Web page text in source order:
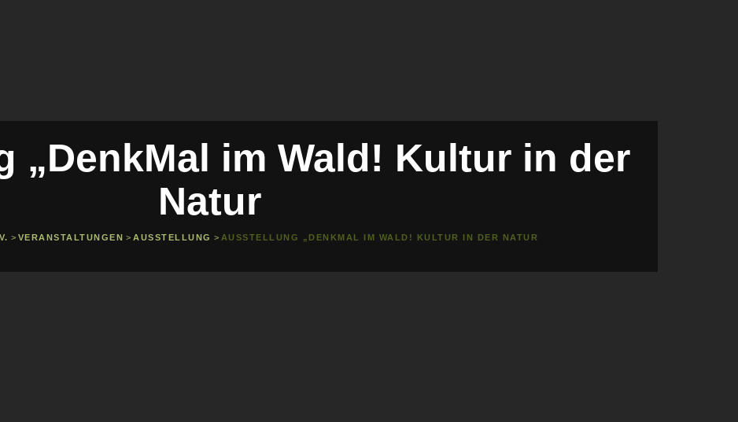
„DenkMal im Wald! Kultur in der
Natur
> VERANSTALTUNGEN >AUSSTELLUNG > AUSSTELLUNG „DENKMAL IM WALD! KULTUR IN DER NATUR